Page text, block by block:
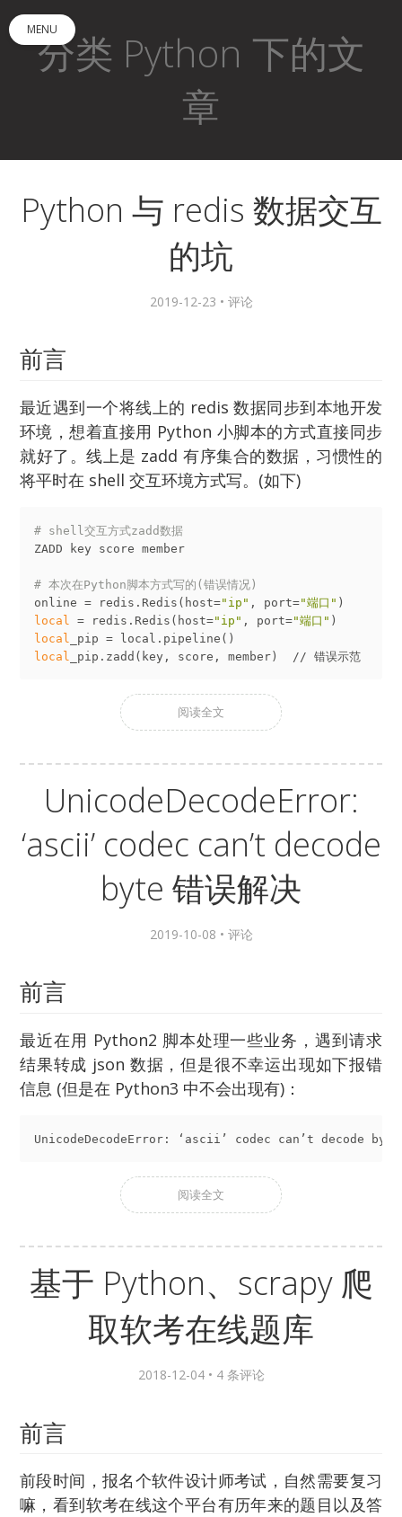
MENU
分类 Python 下的文
章
Python 与 redis 数据交互
的坑
2019-12-23 • 评论
前言
最近遇到一个将线上的 redis 数据同步到本地开发
环境，想着直接用 Python 小脚本的方式直接同步
就好了。线上是 zadd 有序集合的数据，习惯性的
将平时在 shell 交互环境方式写。(如下)
# shell交互方式zadd数据
ZADD key score member
# 本次在Python脚本方式写的(错误情况)
online = redis.Redis(host="ip" , port="端口"
local = redis.Redis(host="ip" , port="端口"
local
local
阅读全文
UnicodeDecodeError:
‘ascii’ codec can’t decode
byte 错误解决
2019-10-08 • 评论
前言
最近在用 Python2 脚本处理一些业务，遇到请求
结果转成 json 数据，但是很不幸运出现如下报错
信息 (但是在 Python3 中不会出现有)：
UnicodeDecodeError: ‘ascii’ codec can’t decode
阅读全文
基于 Python、scrapy 爬
取软考在线题库
2018-12-04 • 4 条评论
前言
前段时间，报名个软件设计师考试，自然需要复习
嘛，看到软考在线这个平台有历年来的题目以及答